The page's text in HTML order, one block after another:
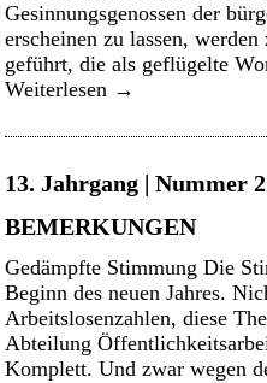
Gesinnungsgenossen der
erscheinen zu lassen,
geführt, die als geflügelte
Weiterlesen →
13. Jahrgang | Nummer
BEMERKUNGEN
Gedämpfte Stimmung Die
Beginn des neuen Jahres.
Arbeitslosenzahlen, diese
Abteilung
Komplett. Und zwar wegen